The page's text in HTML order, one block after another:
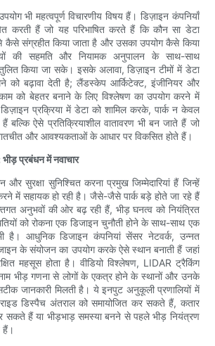
भी महत्वपूर्ण विचारणीय विषय हैं। डिज़ाइन कंपनियाँ
करती हैं जो यह परिभाषित करते हैं कि कौन सा डेटा
कैसे संग्रहीत किया जाता है और उसका उपयोग कैसे किया
की सहमति और नियामक अनुपालन के साथ-साथ
किया जा सके। इसके अलावा, डिज़ाइन टीमों में डेटा
को बढ़ावा देती है; लैंडस्केप आर्किटेक्ट, इंजीनियर और
को बेहतर बनाने के लिए विश्लेषण का उपयोग करने में
प्रक्रिया में डेटा को शामिल करके, पार्क न केवल
ऐसे प्रतिक्रियाशील वातावरण भी बन जाते हैं जो
और आवश्यकताओं के आधार पर विकसित होते हैं।
भीड़ प्रबंधन में नवाचार
और सुरक्षा सुनिश्चित करना प्रमुख जिम्मेदारियां हैं जिन्हें
करने में सहायक हो रही है। जैसे-जैसे पार्क बड़े होते जा रहे हैं
अनुभवों की ओर बढ़ रही हैं, भीड़ घनत्व को नियंत्रित
को रोकना एक डिजाइन चुनौती होने के साथ-साथ एक
है। आधुनिक डिजाइन कंपनियां सेंसर नेटवर्क, उन्नत
के संयोजन का उपयोग करके ऐसे स्थान बनाती हैं जहां
महसूस होता है। वीडियो विश्लेषण, LIDAR ट्रैकिंग
भीड़ गणना से लोगों के एकत्र होने के स्थानों और उनके
जानकारी मिलती है। ये इनपुट अनुकूली प्रणालियों में
डिस्पैच अंतराल को समायोजित कर सकते हैं, कतार
सकते हैं या भीड़भाड़ समस्या बनने से पहले भीड़ नियंत्रण
हैं।